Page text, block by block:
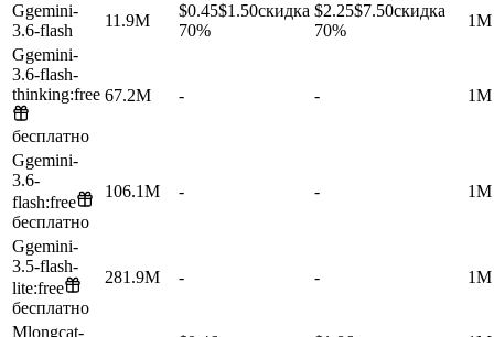
Ggemini-
3.6-flash
11.9M
$0.45$1.50скидка
70%
$2.25$7.50скидка
70%
1M
Ggemini-
3.6-flash-
thinking:free
бесплатно
67.2M - - 1M
Ggemini-
3.6-
flash:free
бесплатно
106.1M - - 1M
Ggemini-
3.5-flash-
lite:free
бесплатно
281.9M - - 1M
Mlongcat-